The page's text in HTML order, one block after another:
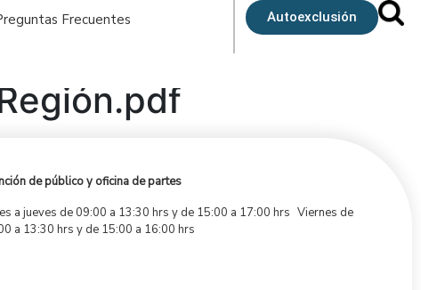
Frecuentes Autoexclusión
de público y oficina de partes
a jueves de 09:00 a 13:30 hrs y de 15:00 a 17:00 hrs Viernes de
a 13:30 hrs y de 15:00 a 16:00 hrs